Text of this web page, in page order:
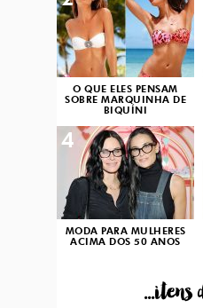
O QUE ELES PENSAM
SOBRE MARQUINHA DE
BIQUÍNI
MODA PARA MULHERES
ACIMA DOS 50 ANOS
4
...itens